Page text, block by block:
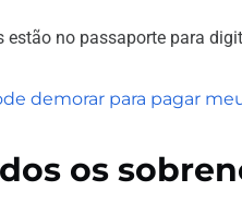
no passaporte para
demorar para pagar
os